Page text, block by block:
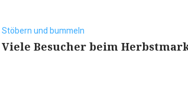
Stöbern und bummeln
Viele Besucher beim